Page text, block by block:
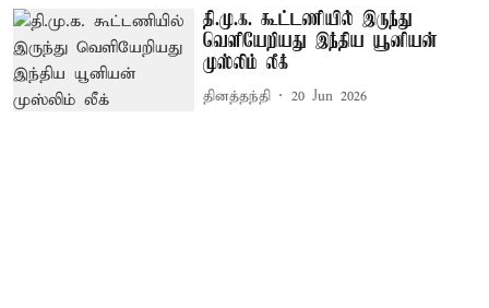
தி.மு.க. கூட்டணியில் இருந்து
வெளியேறியது இந்திய யூனியன்
முஸ்லிம் லீக்
தினத்தந்தி 20 Jun 2026